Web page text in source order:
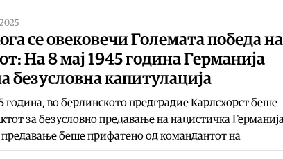
се овековечи Големата победа
На 8 мај 1945 година Германија
безусловна капитулација
година, во берлинското предградие Карлсхорст беше
за безусловно предавање на нацистичка
беше прифатено од командантот на